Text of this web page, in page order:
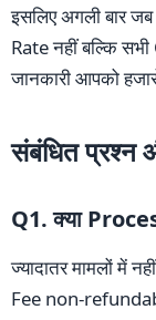
इसलिए अगली बार
Rate नहीं बल्कि
जानकारी आपको
संबंधित प्रश्न
Q1. क्या
ज्यादातर मामलों में
Fee non-